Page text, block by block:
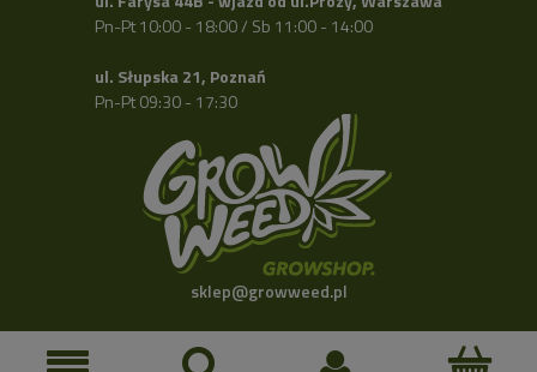
Pn-Pt 10:00 - 18:00 / Sb 11:00 - 14:00
ul. Słupska 21, Poznań
Pn-Pt 09:30 - 17:30
sklep@growweed.pl